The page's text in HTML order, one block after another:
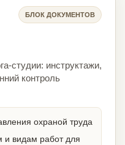
БЛОК ДОКУМЕНТОВ
студии: инструктажи,
контроль
охраной труда
и видам работ для